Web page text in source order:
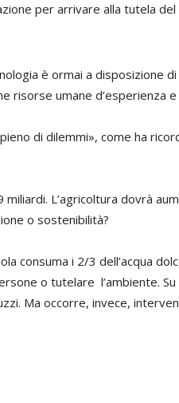
per arrivare alla tutela
è ormai a disposizione
risorse umane d’esperienza
di dilemmi», come ha
L’agricoltura dovrà
o sostenibilità?
consuma i 2/3 dell’acqua
o tutelare l’ambiente.
Ma occorre, invece,